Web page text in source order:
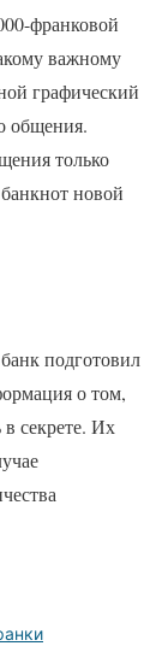
франковой
важному
графический
общения.
только
новой
подготовил
о том,
секрете. Их